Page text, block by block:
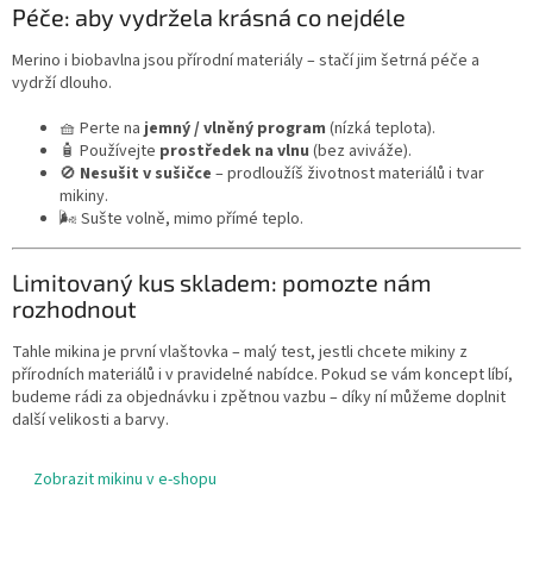
Péče: aby vydržela krásná co nejdéle
Merino i biobavlna jsou přírodní materiály – stačí jim šetrná péče a
vydrží dlouho.
🧺 Perte na jemný / vlněný program (nízká teplota).
🧴 Používejte prostředek na vlnu (bez aviváže).
🚫 Nesušit v sušičce – prodloužíš životnost materiálů i tvar
mikiny.
🌬️ Sušte volně, mimo přímé teplo.
Limitovaný kus skladem: pomozte nám
rozhodnout
Tahle mikina je první vlaštovka – malý test, jestli chcete mikiny z
přírodních materiálů i v pravidelné nabídce. Pokud se vám koncept líbí,
budeme rádi za objednávku i zpětnou vazbu – díky ní můžeme doplnit
další velikosti a barvy.
Zobrazit mikinu v e-shopu